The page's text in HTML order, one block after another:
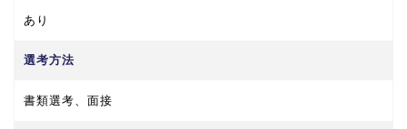
あり
選考方法
書類選考、面接